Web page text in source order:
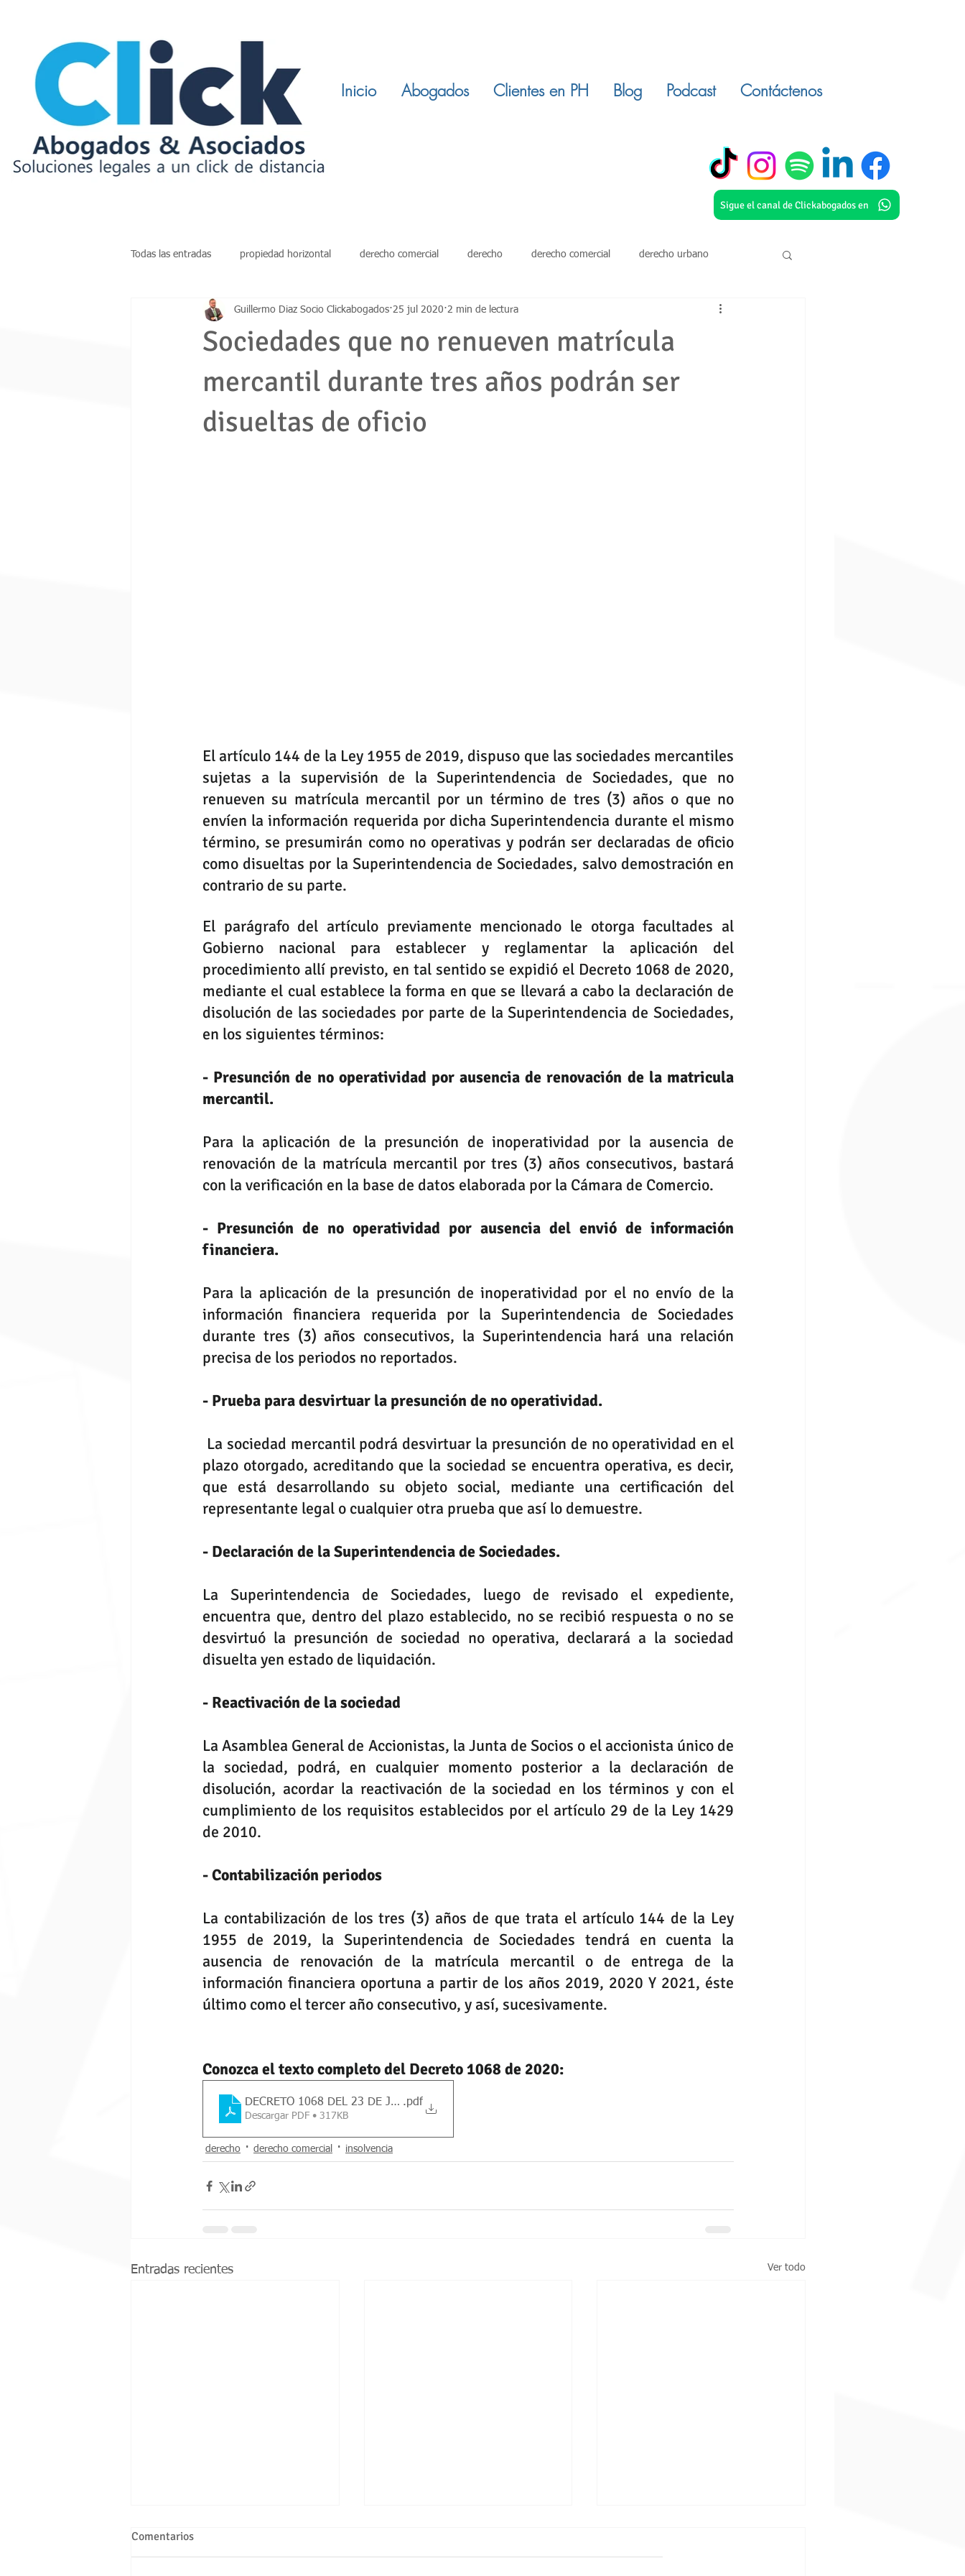
Inicio Abogados Clientes en PH Blog Podcast Contáctenos
Sigue el canal de Clickabogados en
Todas las entradas propiedad horizontal derecho comercial derecho derecho comercial derecho urbano
insolvencia deudas arrendamientos restitucion inmuebles ley 820 de 2003 inmuebles
fondo de empleados tributario protección consumidor vivienda
Ley 1480 de 2011 ley 675 de 2001 empresas
Sociedades que no renueven matrícula
mercantil durante tres años podrán ser
disueltas de oficio
Guillermo Diaz Socio Clickabogados 25 jul 2020 2 min de lectura
El artículo 144 de la Ley 1955 de 2019, dispuso que las sociedades mercantiles
sujetas a la supervisión de la Superintendencia de Sociedades, que no
renueven su matrícula mercantil por un término de tres (3) años o que no
envíen la información requerida por dicha Superintendencia durante el mismo
término, se presumirán como no operativas y podrán ser declaradas de oficio
como disueltas por la Superintendencia de Sociedades, salvo demostración en
contrario de su parte.
El parágrafo del artículo previamente mencionado le otorga facultades al
Gobierno nacional para establecer y reglamentar la aplicación del
procedimiento allí previsto, en tal sentido se expidió el Decreto 1068 de 2020,
mediante el cual establece la forma en que se llevará a cabo la declaración de
disolución de las sociedades por parte de la Superintendencia de Sociedades,
en los siguientes términos:
- Presunción de no operatividad por ausencia de renovación de la matricula
mercantil.
Para la aplicación de la presunción de inoperatividad por la ausencia de
renovación de la matrícula mercantil por tres (3) años consecutivos, bastará
con la verificación en la base de datos elaborada por la Cámara de Comercio.
- Presunción de no operatividad por ausencia del envió de información
financiera.
Para la aplicación de la presunción de inoperatividad por el no envío de la
información financiera requerida por la Superintendencia de Sociedades
durante tres (3) años consecutivos, la Superintendencia hará una relación
precisa de los periodos no reportados.
- Prueba para desvirtuar la presunción de no operatividad.
plazo otorgado, acreditando que la sociedad se encuentra operativa, es decir,
que está desarrollando su objeto social, mediante una certificación del
representante legal o cualquier otra prueba que así lo demuestre.
- Declaración de la Superintendencia de Sociedades.
La Superintendencia de Sociedades, luego de revisado el expediente,
encuentra que, dentro del plazo establecido, no se recibió respuesta o no se
desvirtuó la presunción de sociedad no operativa, declarará a la sociedad
disuelta yen estado de liquidación.
- Reactivación de la sociedad
La Asamblea General de Accionistas, la Junta de Socios o el accionista único de
la sociedad, podrá, en cualquier momento posterior a la declaración de
disolución, acordar la reactivación de la sociedad en los términos y con el
cumplimiento de los requisitos establecidos por el artículo 29 de la Ley 1429
de 2010.
- Contabilización periodos
La contabilización de los tres (3) años de que trata el artículo 144 de la Ley
1955 de 2019, la Superintendencia de Sociedades tendrá en cuenta la
ausencia de renovación de la matrícula mercantil o de entrega de la
información financiera oportuna a partir de los años 2019, 2020 Y 2021, éste
último como el tercer año consecutivo, y así, sucesivamente.
Conozca el texto completo del Decreto 1068 de 2020:
DECRETO 1068 DEL 23 DE JULIO DE 2020
.pdf
Descargar PDF • 317KB
derecho derecho comercial insolvencia
Entradas recientes Ver todo
Comentarios